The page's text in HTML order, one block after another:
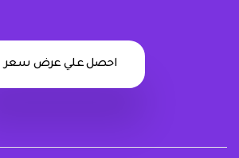
احصل علي عرض سعر